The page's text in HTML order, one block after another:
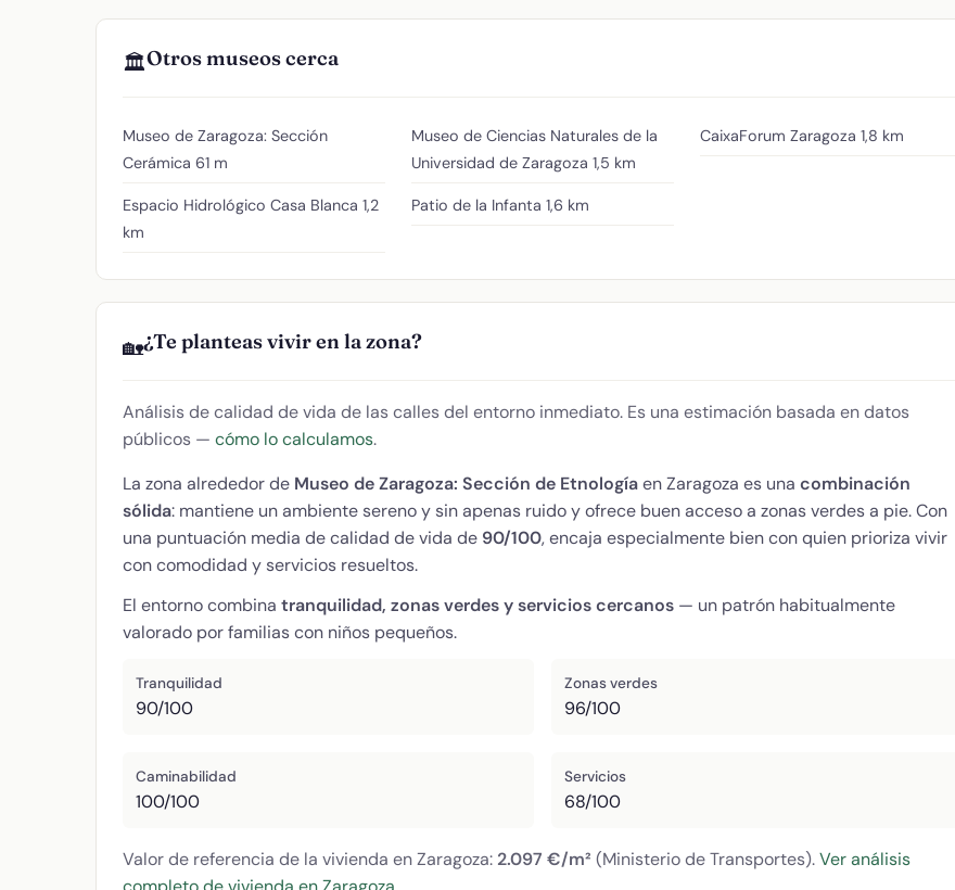
🏛️Otros museos cerca
Museo de Zaragoza: Sección
Cerámica 61 m
Espacio Hidrológico Casa Blanca 1,2
km
Museo de Ciencias Naturales de la
Universidad de Zaragoza 1,5 km
Patio de la Infanta 1,6 km
CaixaForum Zaragoza 1,8 km
🏡¿Te planteas vivir en la zona?
Análisis de calidad de vida de las calles del entorno inmediato. Es una estimación basada en datos
públicos — cómo lo calculamos.
La zona alrededor de Museo de Zaragoza: Sección de Etnologíaen Zaragoza es una combinación
sólida: mantiene un ambiente sereno y sin apenas ruido y ofrece buen acceso a zonas verdes a pie. Con
una puntuación media de calidad de vida de 90/100, encaja especialmente bien con quien prioriza vivir
con comodidad y servicios resueltos.
El entorno combina tranquilidad, zonas verdes y servicios cercanos — un patrón habitualmente
valorado por familias con niños pequeños.
Tranquilidad
90/100
Zonas verdes
96/100
Caminabilidad
100/100
Servicios
68/100
Valor de referencia de la vivienda en Zaragoza: 2.097 €/m² (Ministerio de Transportes).Ver análisis